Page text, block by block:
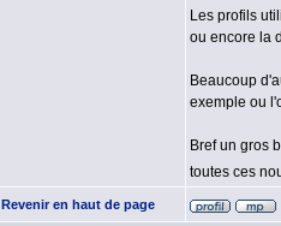
Les profils
ou encore la
Beaucoup
exemple ou
Bref un gros
toutes ces
Revenir en haut de page